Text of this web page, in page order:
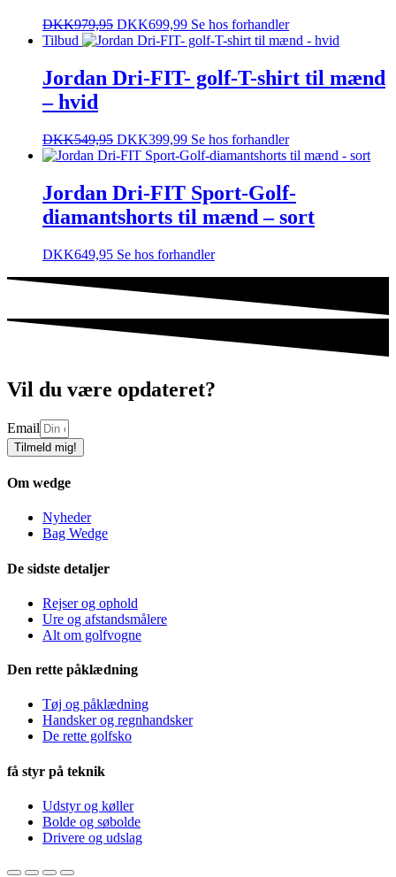
DKK979,95 DKK699,99 Se hos forhandler
Tilbud
Jordan Dri-FIT- golf-T-shirt til mænd
– hvid
DKK549,95 DKK399,99 Se hos forhandler
Jordan Dri-FIT Sport-Golf-
diamantshorts til mænd – sort
DKK649,95 Se hos forhandler
Vil du være opdateret?
Email
Tilmeld mig!
Om wedge
Nyheder
Bag Wedge
De sidste detaljer
Rejser og ophold
Ure og afstandsmålere
Alt om golfvogne
Den rette påklædning
Tøj og påklædning
Handsker og regnhandsker
De rette golfsko
få styr på teknik
Udstyr og køller
Bolde og søbolde
Drivere og udslag